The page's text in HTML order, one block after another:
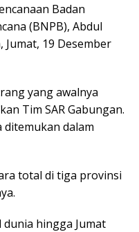
Badan
(BNPB), Abdul
19 Desember
yang awalnya
Tim SAR Gabungan.
dalam
total di tiga provinsi
hingga Jumat